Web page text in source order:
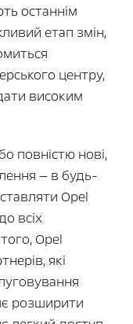
останнім
етап змін,
центру,
високим
повністю нові,
— в будь-
Opel
всіх
Opel
які
розширити